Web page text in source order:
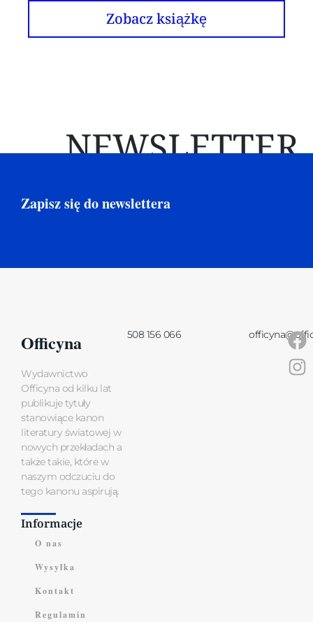
Zobacz książkę
NEWSLETTER
Zapisz się do newslettera
Officyna
Wydawnictwo
Officyna od kilku lat
publikuje tytuły
stanowiące kanon
literatury światowej w
nowych przekładach a
także takie, które w
naszym odczuciu do
tego kanonu aspirują.
508 156 066
Informacje
O nas
Wysyłka
Kontakt
Regulamin